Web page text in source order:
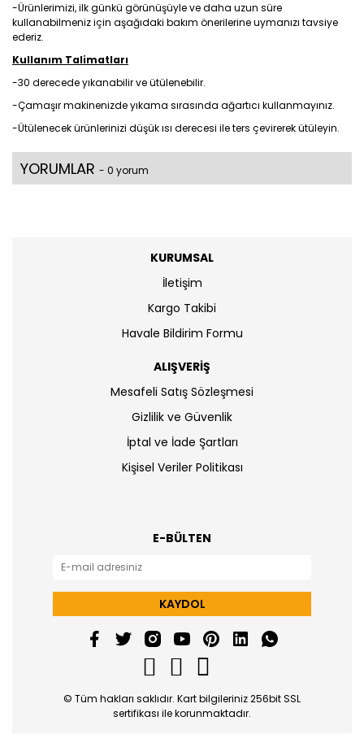
-Ürünlerimizi, ilk günkü görünüşüyle ve daha uzun süre
kullanabilmeniz için aşağıdaki bakım önerilerine uymanızı tavsiye
ederiz.
Kullanım Talimatları
-30 derecede yıkanabilir ve ütülenebilir.
-Çamaşır makinenizde yıkama sırasında ağartıcı kullanmayınız.
-Ütülenecek ürünlerinizi düşük ısı derecesi ile ters çevirerek ütüleyin.
YORUMLAR - 0 yorum
KURUMSAL
İletişim
Kargo Takibi
Havale Bildirim Formu
ALIŞVERİŞ
Mesafeli Satış Sözleşmesi
Gizlilik ve Güvenlik
İptal ve İade Şartları
Kişisel Veriler Politikası
E-BÜLTEN
KAYDOL
© Tüm hakları saklıdır. Kart bilgileriniz 256bit SSL
sertifikası ile korunmaktadır.